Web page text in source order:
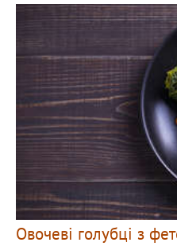
Овочеві голубці з